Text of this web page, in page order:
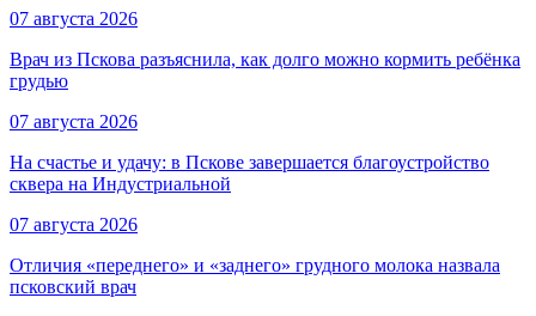
07 августа 2026
Врач из Пскова разъяснила, как долго можно кормить ребёнка
грудью
07 августа 2026
На счастье и удачу: в Пскове завершается благоустройство
сквера на Индустриальной
07 августа 2026
Отличия «переднего» и «заднего» грудного молока назвала
псковский врач